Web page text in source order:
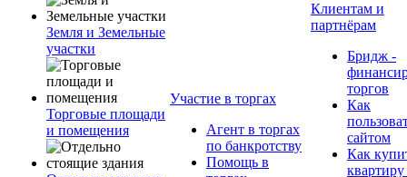
Земля и Земельные
участки
Торговые площади
и помещения
Участие в торгах
Агент в торгах
по банкротству
Помощь в
Клиентам и
партнёрам
Бридж -
торгов
Как
сайтом
Как
квартиру